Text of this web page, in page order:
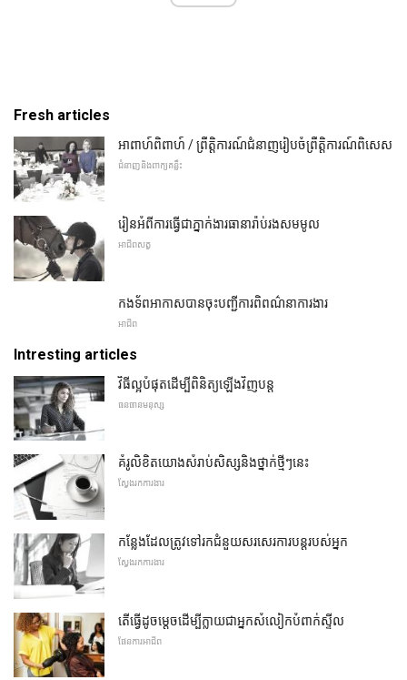
Fresh articles
អាពាហ៍ពិពាហ៍ / ព្រឹត្តិការណ៍ជំនាញរៀបចំព្រឹត្តិការណ៍ពិសេស
ជំនាញនិងពាក្យគន្លឹះ
រៀនអំពីការធ្វើជាភ្នាក់ងារធានារ៉ាប់រងសមមូល
អាជីពសត្វ
កងទ័ពអាកាសបានចុះបញ្ជីការពិពណ៌នាការងារ
អាជីព
Intresting articles
វិធីល្អបំផុតដើម្បីពិនិត្យឡើងវិញបន្ត
ធនធានមនុស្ស
គំរូលិខិតយោងសំរាប់សិស្សនិងថ្នាក់ថ្មីៗនេះ
ស្វែងរកការងារ
កន្លែងដែលត្រូវទៅរកជំនួយសរសេរការបន្តរបស់អ្នក
ស្វែងរកការងារ
តើធ្វើដូចម្តេចដើម្បីក្លាយជាអ្នកសំលៀកបំពាក់ស្ទីល
ផែនការអាជីព